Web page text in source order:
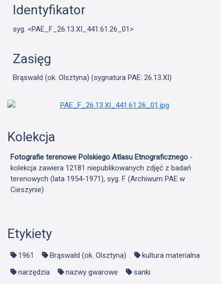
Identyfikator
syg. <PAE_F_26.13.XI_441.61.26_01>
Zasięg
Brąswałd (ok. Olsztyna) (sygnatura PAE: 26.13.XI)
Kolekcja
Fotografie terenowe Polskiego Atlasu Etnograficznego -
kolekcja zawiera 12181 niepublikowanych zdjęć z badań
terenowych (lata 1954-1971), syg. F (Archiwum PAE w
Cieszynie)
Etykiety
1961 Brąswałd (ok. Olsztyna)
kultura materialna
narzędzia
nazwy gwarowe
sanki